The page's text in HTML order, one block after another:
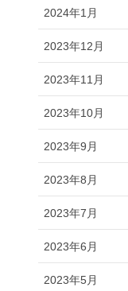
2024年1月
2023年12月
2023年11月
2023年10月
2023年9月
2023年8月
2023年7月
2023年6月
2023年5月